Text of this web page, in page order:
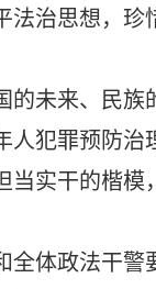
法治思想，
的未来、民
人犯罪预防
当实干的楷
全体政法干